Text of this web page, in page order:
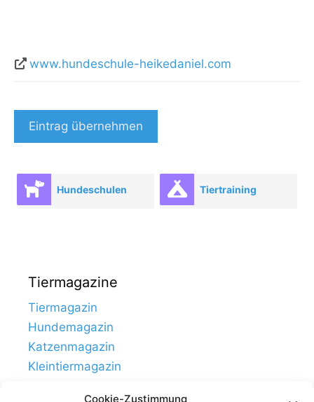
Cookie-Zustimmung
www.hundeschule-heikedaniel.com
Eintrag übernehmen
Hundeschulen Tiertraining
Tiermagazine
Tiermagazin
Hundemagazin
Katzenmagazin
Kleintiermagazin